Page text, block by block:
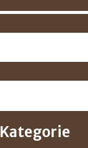
Kategorie